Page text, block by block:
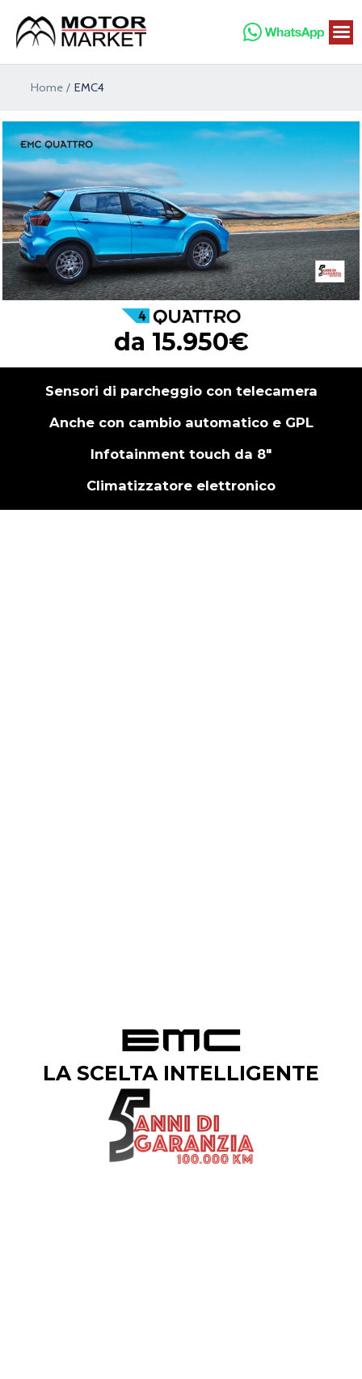
contenuto
Home EMC4
da 15.950€
Sensori di parcheggio con telecamera
Anche con cambio automatico e GPL
Infotainment touch da 8″
Climatizzatore elettronico
LA SCELTA INTELLIGENTE